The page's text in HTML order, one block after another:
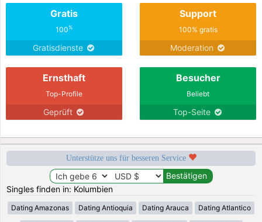
Gratis
100%
Gratisdienste
Support
100% gratis
Moderation
Ernsthaft
Top-Profile
Geprüft
Besucher
Beliebt
Top-Seite
Unterstütze uns für besseren Service
Singles finden in: Kolumbien
Dating Amazonas Dating Antioquia Dating Arauca Dating Atlantico